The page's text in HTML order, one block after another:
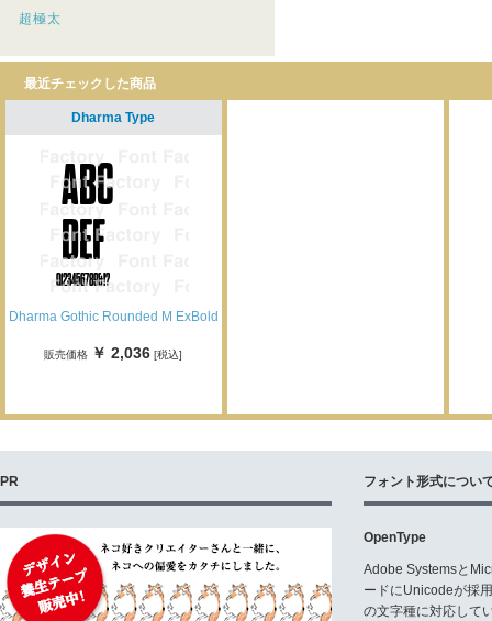
超極太
最近チェックした商品
Dharma Type
Dharma Gothic Rounded M ExBold
販売価格 ￥ 2,036 [税込]
PR フォント形式につい
OpenType
Adobe Systemsと
ードにUnicodeが採
の文字種に対応して